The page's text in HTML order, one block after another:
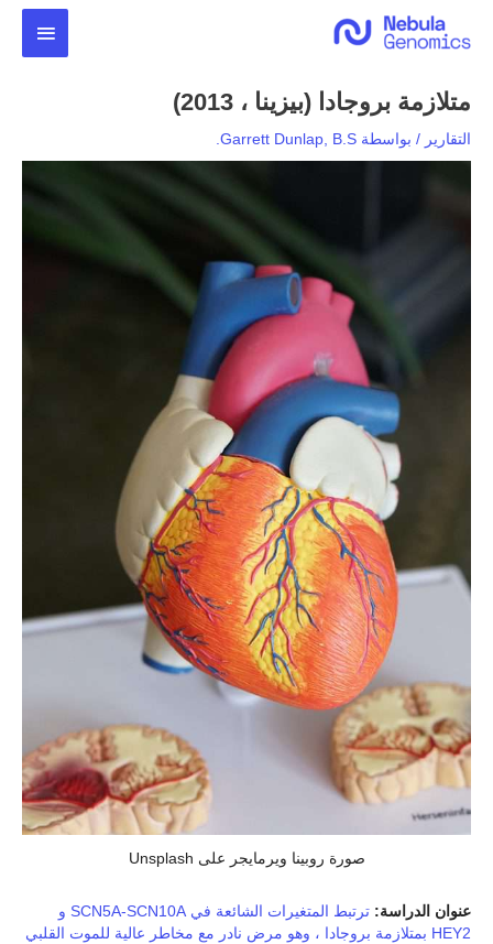
المحتوى
متلازمة بروجادا (بيزينا ، 2013)
التقارير / بواسطة Garrett Dunlap, B.S.
صورة روبينا ويرمايجر على Unsplash
عنوان الدراسة:
ترتبط المتغيرات الشائعة في SCN5A-SCN10A و
HEY2 بمتلازمة بروجادا ، وهو مرض نادر مع مخاطر عالية للموت القلبي